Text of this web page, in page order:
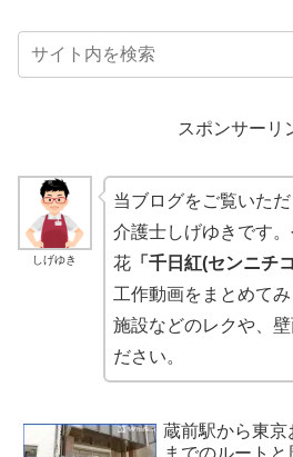
スポンサーリ
しげゆき
当ブログをご覧いた
介護士しげゆきです
花「千日紅(センニチコ
工作動画をまとめて
施設などのレクや、
ださい。
蔵前駅から東京